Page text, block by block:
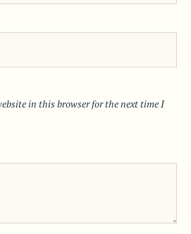
in this browser for the next time I